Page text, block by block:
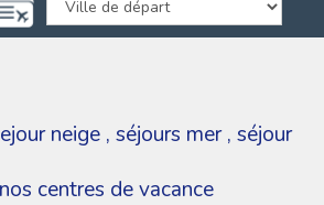
neige , séjours mer, séjour
centres de vacance